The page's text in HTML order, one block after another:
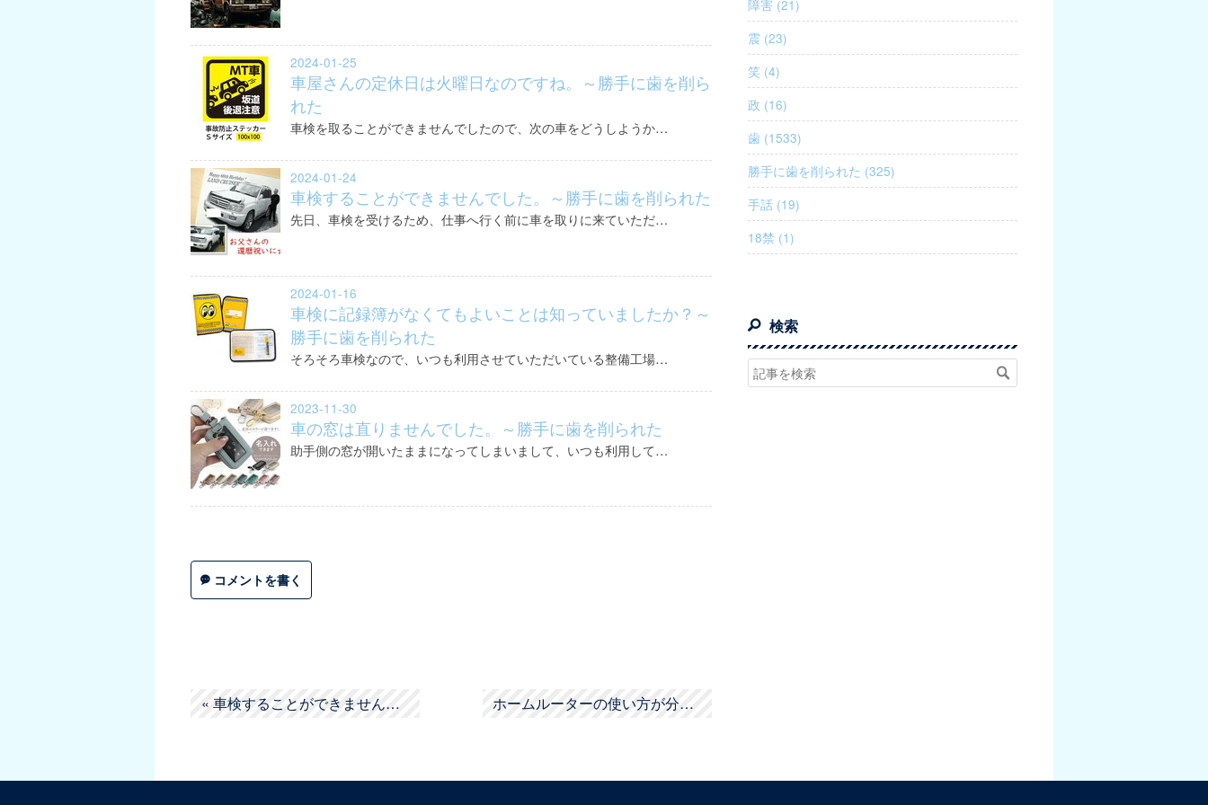
2024-01-25
車屋さんの定休日は火曜日なのですね。～勝手に歯を削ら
れた
車検を取ることができませんでしたので、次の車をどうしようか…
2024-01-24
車検することができませんでした。～勝手に歯を削られた
先日、車検を受けるため、仕事へ行く前に車を取りに来ていただ…
2024-01-16
車検に記録簿がなくてもよいことは知っていましたか？～
勝手に歯を削られた
そろそろ車検なので、いつも利用させていただいている整備工場…
2023-11-30
車の窓は直りませんでした。～勝手に歯を削られた
助手側の窓が開いたままになってしまいまして、いつも利用して…
コメントを書く
« 車検することができませんでした。～勝手… ホームルーターの使い方が分かったかもし…
障害 (21)
震 (23)
笑 (4)
政 (16)
歯 (1533)
勝手に歯を削られた (325)
手話 (19)
18禁 (1)
検索